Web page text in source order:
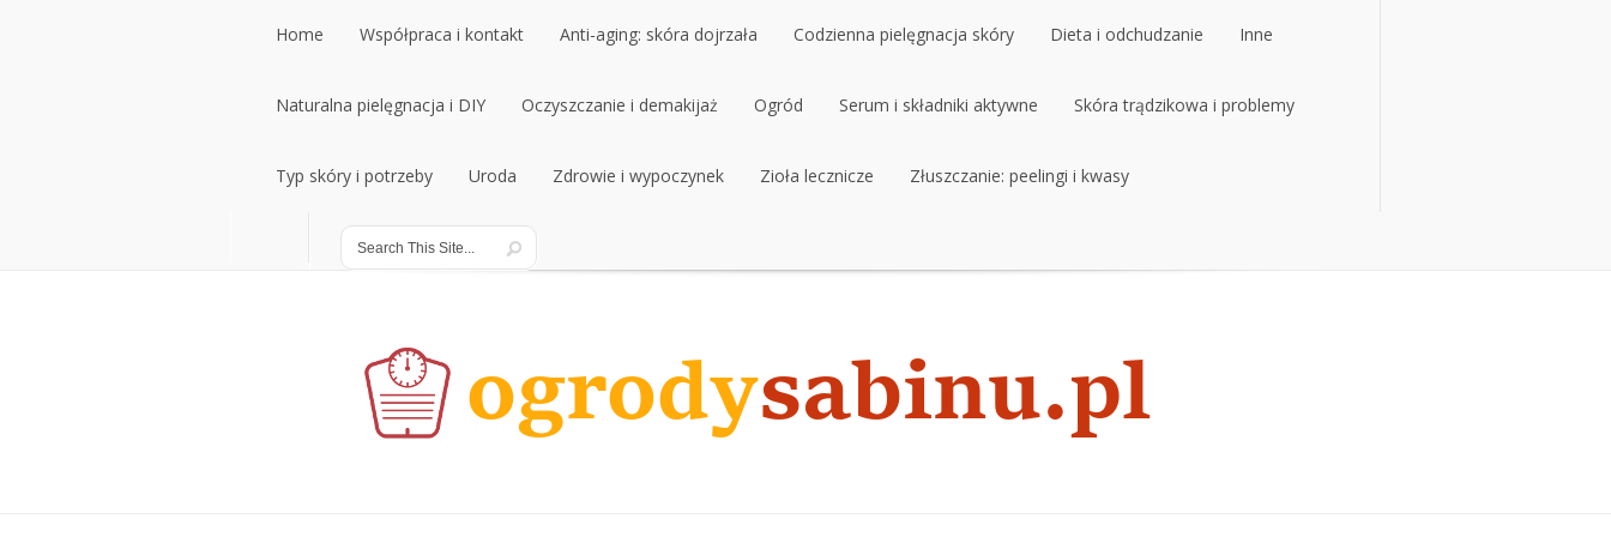
Home
Home
Współpraca i kontakt
Współpraca i kontakt
Anti-aging: skóra dojrzała
Anti-aging: skóra dojrzała
Codzienna pielęgnacja skóry
Codzienna pielęgnacja skóry
Dieta i odchudzanie
Dieta i odchudzanie
Inne
Inne
Naturalna pielęgnacja i DIY
Naturalna pielęgnacja i DIY
Oczyszczanie i demakijaż
Oczyszczanie i demakijaż
Ogród
Ogród
Serum i składniki aktywne
Serum i składniki aktywne
Skóra trądzikowa i problemy
Skóra trądzikowa i problemy
Typ skóry i potrzeby
Typ skóry i potrzeby
Uroda
Uroda
Zdrowie i wypoczynek Zioła lecznicze Złuszczanie: peelingi i kwasy